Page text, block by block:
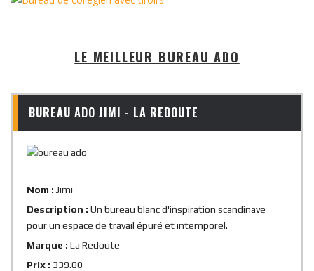
LE MEILLEUR BUREAU ADO
BUREAU ADO JIMI - LA REDOUTE
Nom : Jimi
Description : Un bureau blanc d'inspiration scandinave
pour un espace de travail épuré et intemporel.
Marque : La Redoute
Prix : 339.00